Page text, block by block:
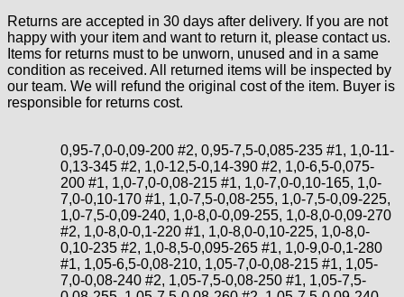
Returns are accepted in 30 days after delivery. If you are not
happy with your item and want to return it, please contact us.
Items for returns must to be unworn, unused and in a same
condition as received. All returned items will be inspected by
our team. We will refund the original cost of the item. Buyer is
responsible for returns cost.
0,95-7,0-0,09-200 #2, 0,95-7,5-0,085-235 #1, 1,0-11-
0,13-345 #2, 1,0-12,5-0,14-390 #2, 1,0-6,5-0,075-
200 #1, 1,0-7,0-0,08-215 #1, 1,0-7,0-0,10-165, 1,0-
7,0-0,10-170 #1, 1,0-7,5-0,08-255, 1,0-7,5-0,09-225,
1,0-7,5-0,09-240, 1,0-8,0-0,09-255, 1,0-8,0-0,09-270
#2, 1,0-8,0-0,1-220 #1, 1,0-8,0-0,10-225, 1,0-8,0-
0,10-235 #2, 1,0-8,5-0,095-265 #1, 1,0-9,0-0,1-280
#1, 1,05-6,5-0,08-210, 1,05-7,0-0,08-215 #1, 1,05-
7,0-0,08-240 #2, 1,05-7,5-0,08-250 #1, 1,05-7,5-